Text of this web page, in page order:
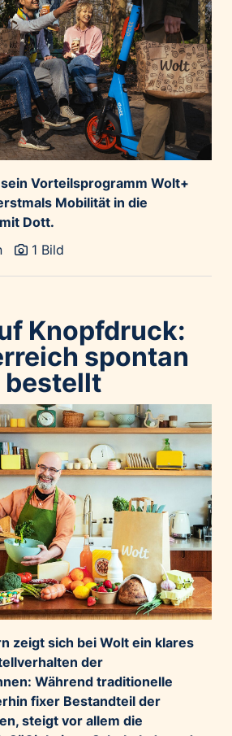
Vorteilsprogramm Wolt+
Mobilität in die
Dott.
1 Bild
Knopfdruck:
spontan
bestellt
zeigt sich bei Wolt ein klares
der
Während traditionelle
fixer Bestandteil der
steigt vor allem die